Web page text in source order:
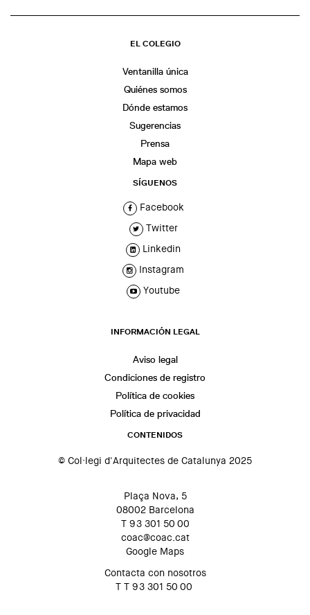
EL COLEGIO
Ventanilla única
Quiénes somos
Dónde estamos
Sugerencias
Prensa
Mapa web
SÍGUENOS
Facebook
Twitter
Linkedin
Instagram
Youtube
INFORMACIÓN LEGAL
Aviso legal
Condiciones de registro
Política de cookies
Política de privacidad
CONTENIDOS
© Col·legi d'Arquitectes de Catalunya 2025
Plaça Nova, 5
08002 Barcelona
T 93 301 50 00
coac@coac.cat
Google Maps
Contacta con nosotros
T T 93 301 50 00